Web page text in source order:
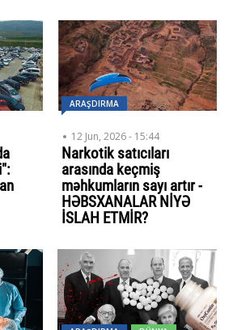
ARAŞDIRMA
12 Jun, 2026 - 15:44
Narkotik satıcıları
arasında keçmiş
məhkumların sayı artır -
HƏBSXANALAR NİYƏ
İSLAH ETMİR?